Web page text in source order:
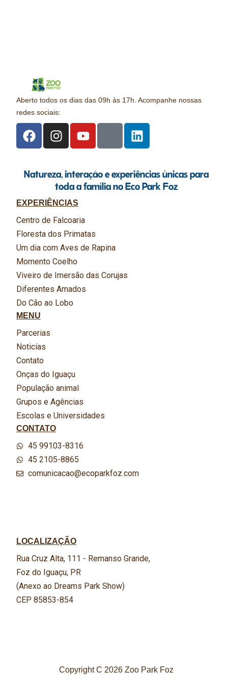
Aberto todos os dias das 09h às 17h. Acompanhe nossas
redes sociais:
Natureza, interação e experiências únicas para
toda a família no Eco Park Foz
EXPERIÊNCIAS
Centro de Falcoaria
Floresta dos Primatas
Um dia com Aves de Rapina
Momento Coelho
Viveiro de Imersão das Corujas
Diferentes Amados
Do Cão ao Lobo
MENU
Parcerias
Noticías
Contato
Onças do Iguaçu
População animal
Grupos e Agências
Escolas e Universidades
CONTATO
45 99103-8316
45 2105-8865
comunicacao@ecoparkfoz.com
LOCALIZAÇÃO
Rua Cruz Alta, 111 - Remanso Grande,
Foz do Iguaçu, PR
(Anexo ao Dreams Park Show)
CEP 85853-854
Copyright C 2026 Zoo Park Foz